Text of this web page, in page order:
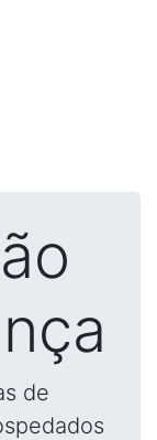
de